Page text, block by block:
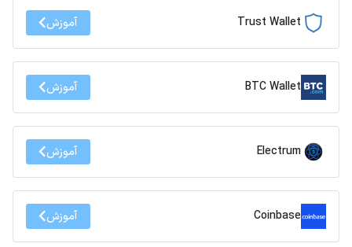
Trust Wallet آموزش
BTC Wallet آموزش
Electrum آموزش
Coinbase آموزش